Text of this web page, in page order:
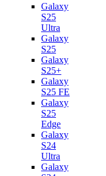
Galaxy
S25
Ultra
Galaxy
S25
Galaxy
S25+
Galaxy
S25 FE
Galaxy
S25
Edge
Galaxy
S24
Ultra
Galaxy